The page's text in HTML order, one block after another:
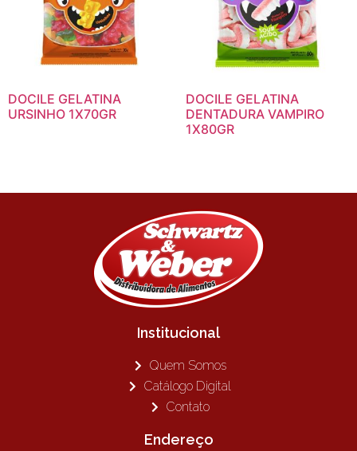
DOCILE GELATINA
URSINHO 1X70GR
DOCILE GELATINA
DENTADURA VAMPIRO
1X80GR
Institucional
Quem Somos
Catálogo Digital
Contato
Endereço